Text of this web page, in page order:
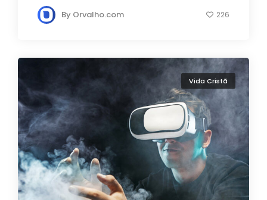
By Orvalho.com 226
Vida Cristã